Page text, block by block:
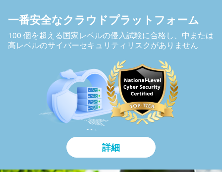
一番安全なクラウドプラットフォーム
100 個を超える国家レベルの侵入試験に合格し、中または
高レベルのサイバーセキュリティリスクがありません
詳細